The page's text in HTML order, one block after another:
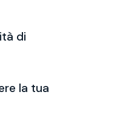
di
la tua